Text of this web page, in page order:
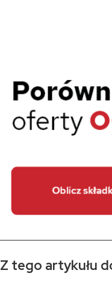
Z tego artykułu